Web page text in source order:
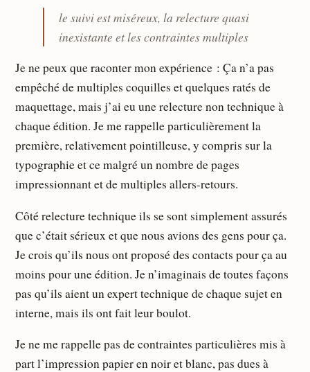
le suivi est miséreux, la relecture quasi
inexistante et les contraintes multiples
Je ne peux que raconter mon expérience : Ça n’a pas
empêché de multiples coquilles et quelques ratés de
maquettage, mais j’ai eu une relecture non technique à
chaque édition. Je me rappelle particulièrement la
première, relativement pointilleuse, y compris sur la
typographie et ce malgré un nombre de pages
impressionnant et de multiples allers-retours.
Côté relecture technique ils se sont simplement assurés
que c’était sérieux et que nous avions des gens pour ça.
Je crois qu’ils nous ont proposé des contacts pour ça au
moins pour une édition. Je n’imaginais de toutes façons
pas qu’ils aient un expert technique de chaque sujet en
interne, mais ils ont fait leur boulot.
Je ne me rappelle pas de contraintes particulières mis à
part l’impression papier en noir et blanc, pas dues à